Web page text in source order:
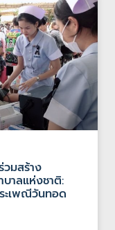
วมสร้าง
บาลแห่งชาติ:
ะเพณีวันทอด